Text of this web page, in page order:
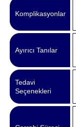
Komplikasyonlar
Ayırıcı Tanılar
Tedavi
Seçenekleri